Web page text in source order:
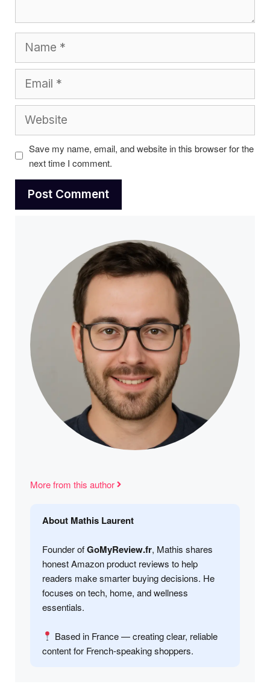
Save my name, email, and website in this browser for the
next time I comment.
More from this author
About Mathis Laurent
Founder ofGoMyReview.fr, Mathis shares
honest Amazon product reviews to help
readers make smarter buying decisions. He
focuses on tech, home, and wellness
essentials.
Based in France — creating clear, reliable
content for French-speaking shoppers.